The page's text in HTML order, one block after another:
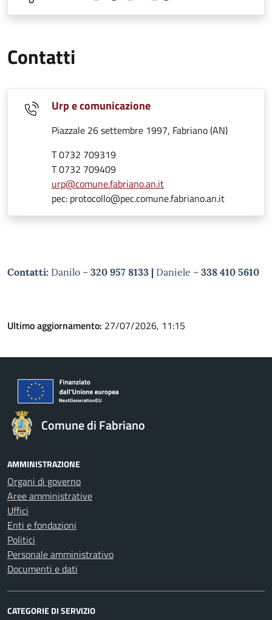
Contatti
Urp e comunicazione
Piazzale 26 settembre 1997, Fabriano (AN)
T 0732 709319
T 0732 709409
urp@comune.fabriano.an.it
pec: protocollo@pec.comune.fabriano.an.it
Contatti: Danilo – 320 957 8133 | Daniele – 338 410 5610
Ultimo aggiornamento: 27/07/2026, 11:15
Comune di Fabriano
AMMINISTRAZIONE
Organi di governo
Aree amministrative
Uffici
Enti e fondazioni
Politici
Personale amministrativo
Documenti e dati
CATEGORIE DI SERVIZIO